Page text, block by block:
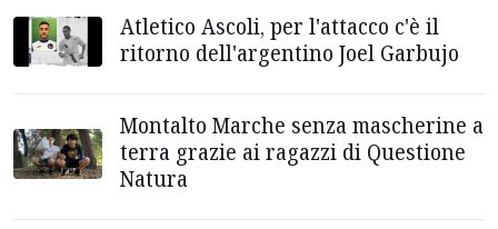
Atletico Ascoli, per l'attacco c'è il
ritorno dell'argentino Joel Garbujo
Montalto Marche senza mascherine a
terra grazie ai ragazzi di Questione
Natura